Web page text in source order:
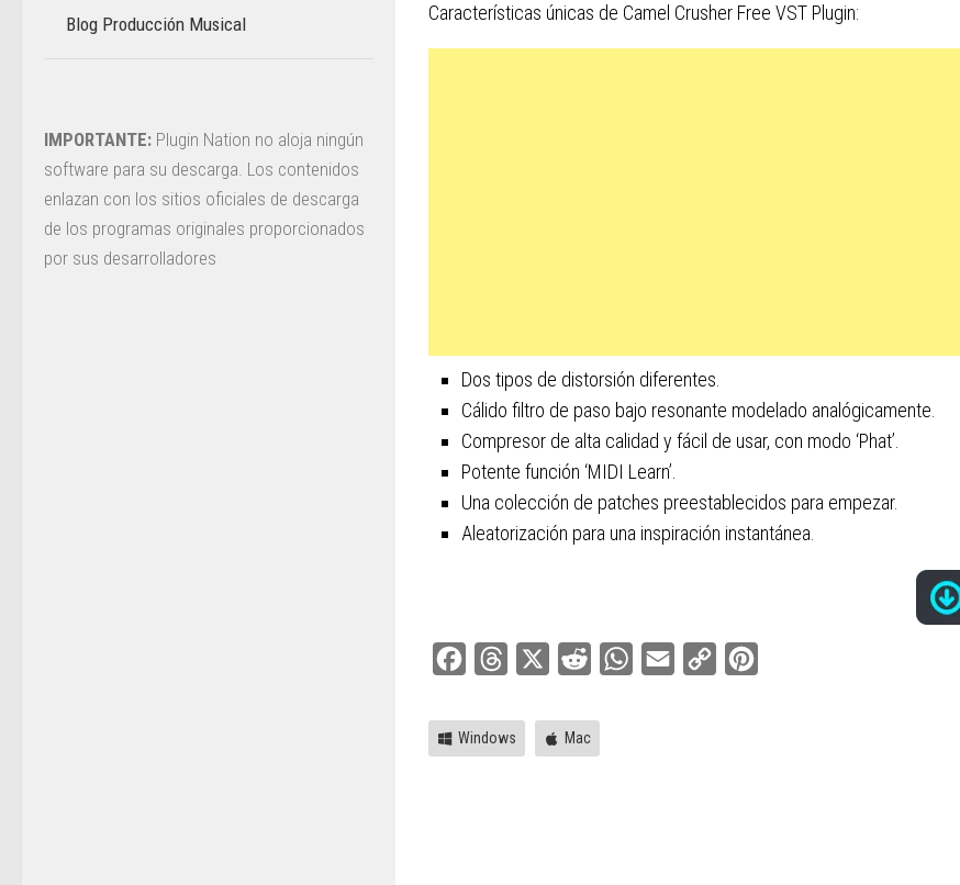
Características únicas de Camel Crusher Free VST Plugin:
Dos tipos de distorsión diferentes.
Cálido filtro de paso bajo resonante modelado analógicamente.
Compresor de alta calidad y fácil de usar, con modo ‘Phat’.
Potente función ‘MIDI Learn’.
Una colección de patches preestablecidos para empezar.
Aleatorización para una inspiración instantánea.
FacebookThreads Reddit WhatsApp
Email
Copy
Windows Mac
Blog Producción Musical
–
IMPORTANTE: Plugin Nation no aloja ningún
software para su descarga. Los contenidos
enlazan con los sitios oficiales de descarga
de los programas originales proporcionados
por sus desarrolladores